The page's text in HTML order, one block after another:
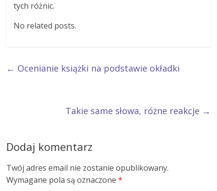
tych różnic.
No related posts.
← Ocenianie książki na podstawie okładki
Takie same słowa, różne reakcje →
Dodaj komentarz
Twój adres email nie zostanie opublikowany.
Wymagane pola są oznaczone*